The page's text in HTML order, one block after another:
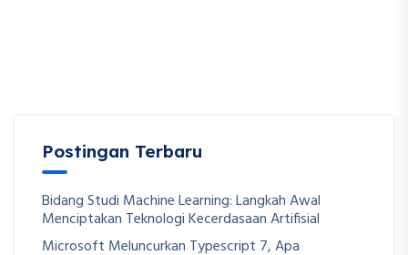
Postingan Terbaru
Bidang Studi Machine Learning: Langkah Awal
Menciptakan Teknologi Kecerdasaan Artifisial
Microsoft Meluncurkan Typescript 7, Apa